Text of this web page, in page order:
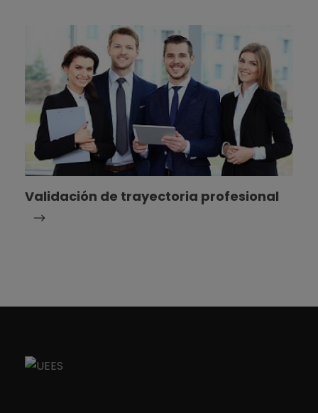
Validación de trayectoria profesional